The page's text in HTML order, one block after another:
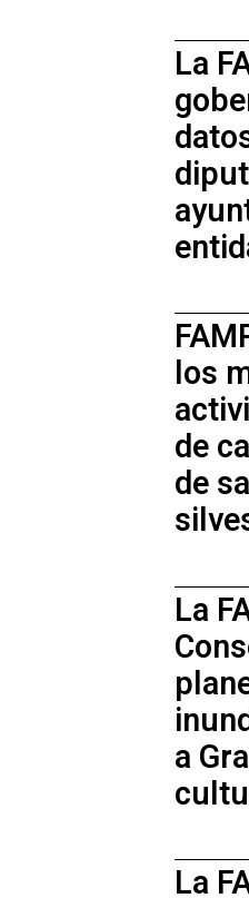
La
los
de
de
La
a
La